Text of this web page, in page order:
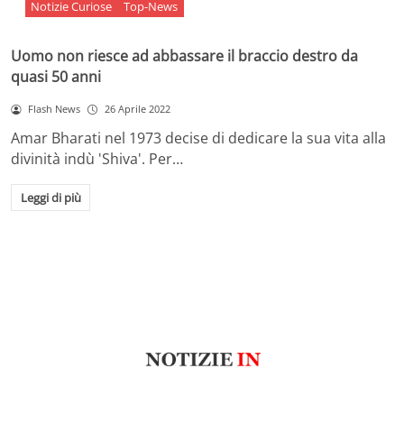
Notizie Curiose Top-News
Uomo non riesce ad abbassare il braccio destro da
quasi 50 anni
Flash News 26 Aprile 2022
Amar Bharati nel 1973 decise di dedicare la sua vita alla
divinità indù 'Shiva'. Per…
Leggi di più